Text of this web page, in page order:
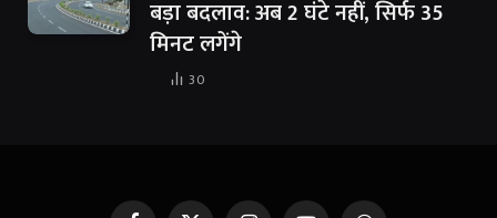
बड़ा बदलाव: अब 2 घंटे नहीं, सिर्फ 35
मिनट लगेंगे
30